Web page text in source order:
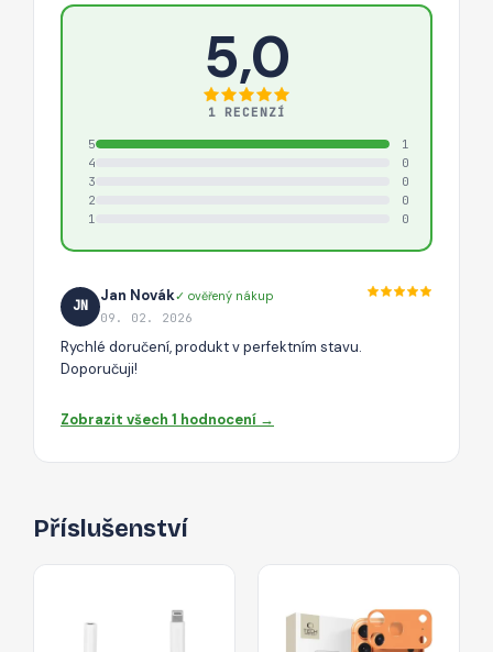
5,0
1 RECENZÍ
5
1
4
0
3
0
2
0
1
0
JN
Jan Novák✓ ověřený nákup
09. 02. 2026
Rychlé doručení, produkt v perfektním stavu.
Doporučuji!
Zobrazit všech 1 hodnocení →
Příslušenství